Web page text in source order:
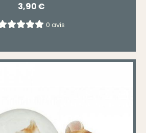
3,90€
0 avis